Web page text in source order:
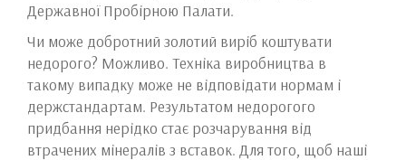
Державної Пробірною Палати.
Чи може добротний золотий виріб коштувати
недорого? Можливо. Техніка виробництва в
такому випадку може не відповідати нормам і
держстандартам. Результатом недорогого
придбання нерідко стає розчарування від
втрачених мінералів з вставок. Для того, щоб наші